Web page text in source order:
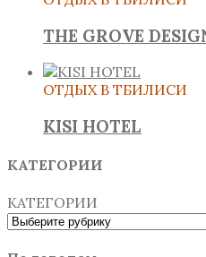
THE GROVE
ОТДЫХ В ТБИЛИСИ
KISI HOTEL
КАТЕГОРИИ
КАТЕГОРИИ